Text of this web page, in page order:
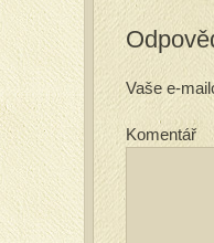
Vaše e-
Komentář